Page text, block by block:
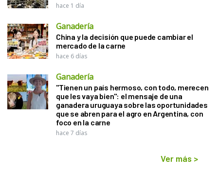
hace 1 día
Ganadería
China y la decisión que puede cambiar el
mercado de la carne
hace 6 días
Ganadería
"Tienen un país hermoso, con todo, merecen
que les vaya bien": el mensaje de una
ganadera uruguaya sobre las oportunidades
que se abren para el agro en Argentina, con
foco en la carne
hace 7 días
Ver más >